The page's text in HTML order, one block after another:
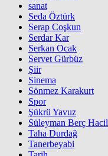
sanat
Seda Öztürk
Serap Coşkun
Serdar Kar
Serkan Ocak
Servet Gürbüz
Şiir
Sinema
Sönmez Karakurt
Spor
Şükrü Yavuz
Süleyman Berç Hacil
Taha Durdağ
Tanerbeyabi